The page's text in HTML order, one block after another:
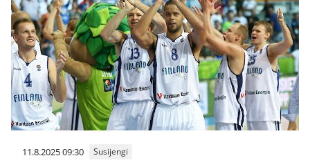
11.8.2025 09:30 Susijengi